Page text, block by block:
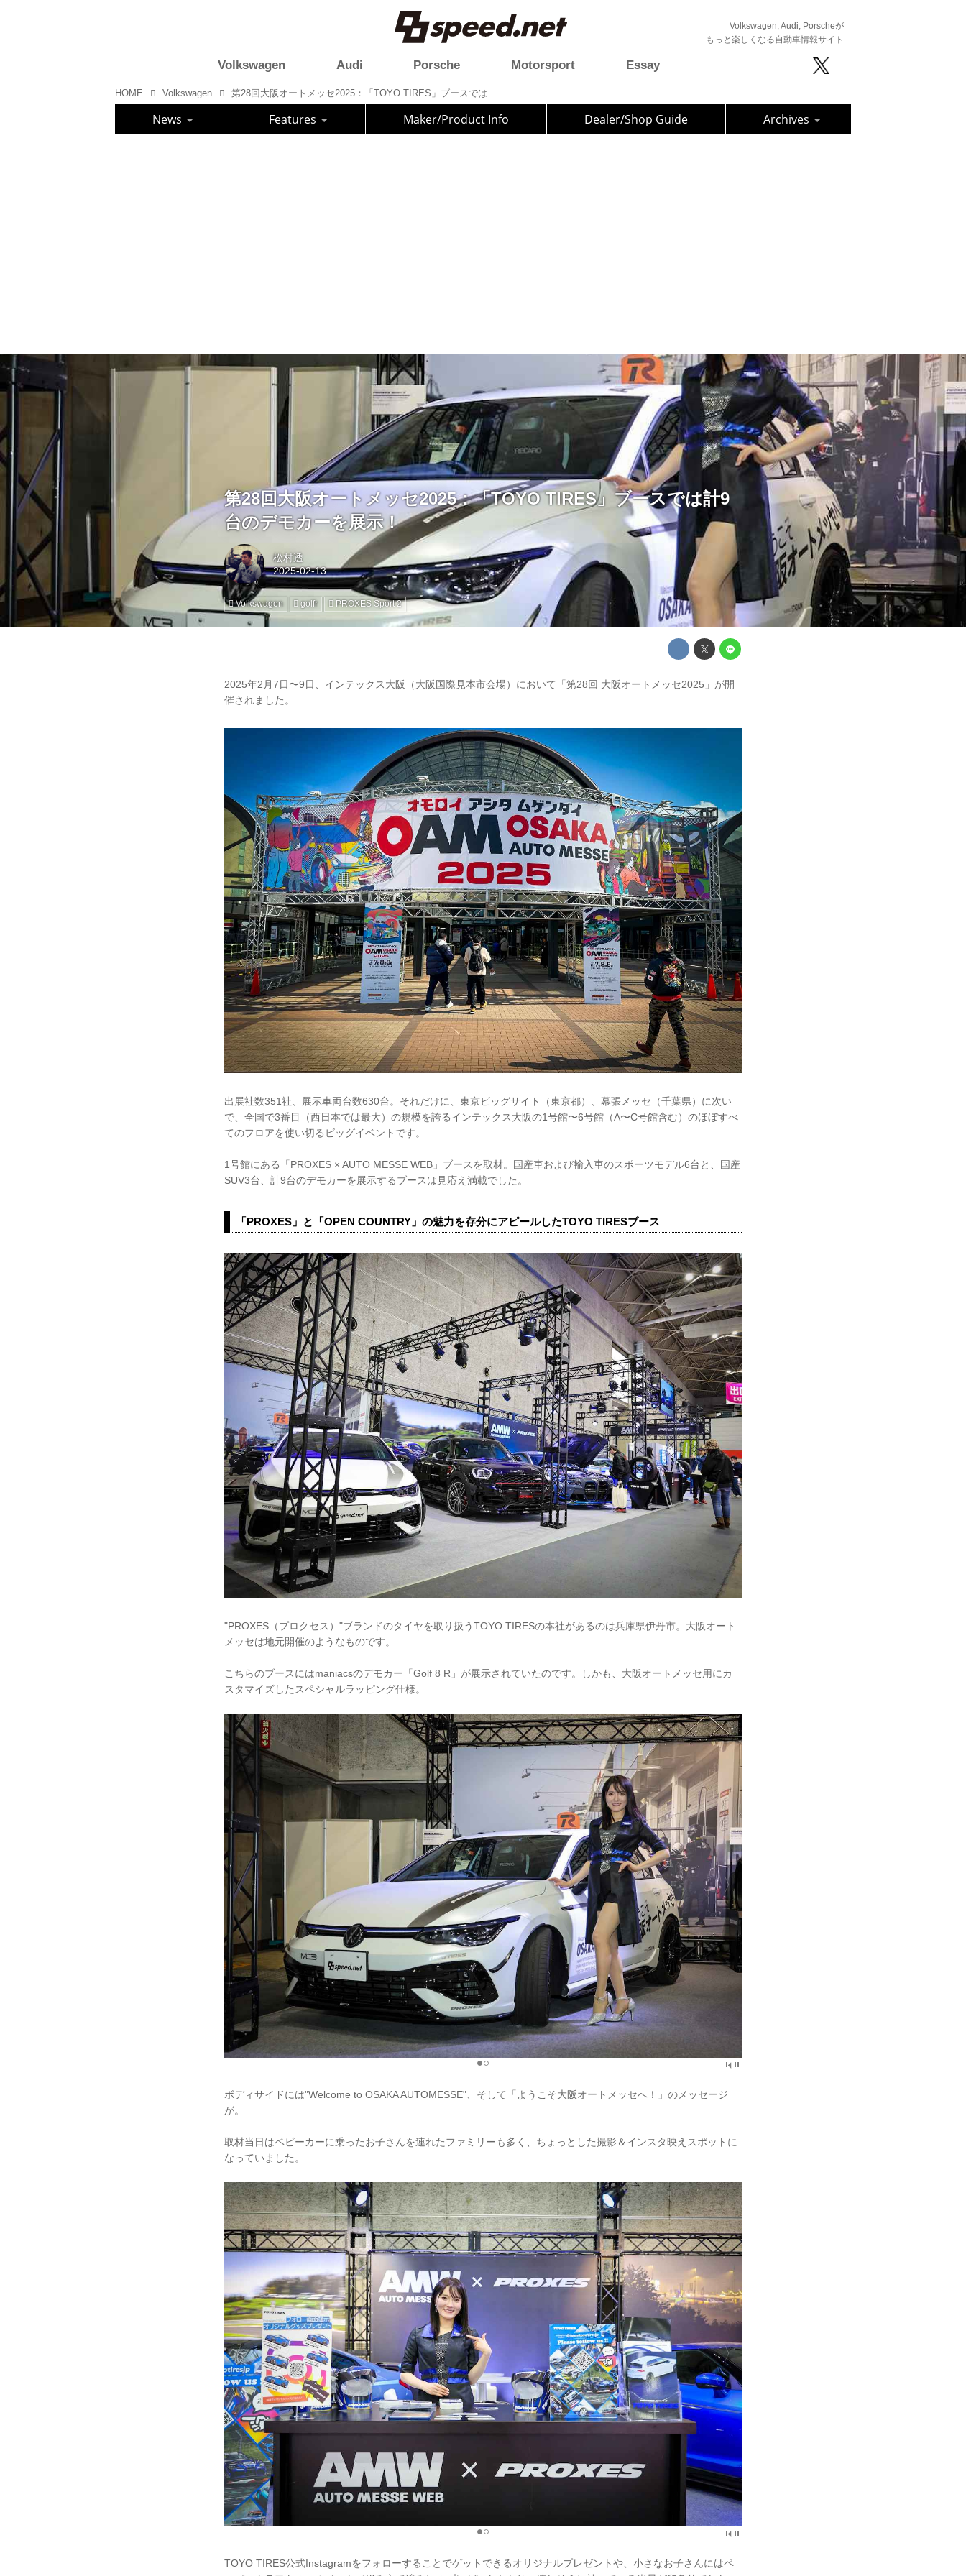
Volkswagen, Audi, Porscheが
もっと楽しくなる自動車情報サイト
Volkswagen Audi Porsche Motorsport Essay
HOME Volkswagen 第28回大阪オートメッセ2025：「TOYO TIRES」ブースでは計9台のデモカーを展示！
News Features Maker/Product Info Dealer/Shop Guide Archives
第28回大阪オートメッセ2025：「TOYO TIRES」ブースでは計9
台のデモカーを展示！
松村透
Volkswagen golfr PROXES Sport 2
2025年2月7日〜9日、インテックス⼤阪（⼤阪国際⾒本市会場）において「第28回 大阪オートメッセ2025」が開
催されました。
出展社数351社、展示車両台数630台。それだけに、東京ビッグサイト（東京都）、幕張メッセ（千葉県）に次い
で、全国で3番目（西日本では最大）の規模を誇るインテックス⼤阪の1号館〜6号館（A〜C号館含む）のほぼすべ
てのフロアを使い切るビッグイベントです。
1号館にある「PROXES × AUTO MESSE WEB」ブースを取材。国産車および輸入車のスポーツモデル6台と、国産
SUV3台、計9台のデモカーを展示するブースは見応え満載でした。
「PROXES」と「OPEN COUNTRY」の魅力を存分にアピールしたTOYO TIRESブース
"PROXES（プロクセス）"ブランドのタイヤを取り扱うTOYO TIRESの本社があるのは兵庫県伊丹市。⼤阪オート
メッセは地元開催のようなものです。
こちらのブースにはmaniacsのデモカー「Golf 8 R」が展示されていたのです。しかも、⼤阪オートメッセ用にカ
スタマイズしたスペシャルラッピング仕様。
ボディサイドには"Welcome to OSAKA AUTOMESSE"、そして「ようこそ大阪オートメッセへ！」のメッセージ
が。
取材当日はベビーカーに乗ったお子さんを連れたファミリーも多く、ちょっとした撮影＆インスタ映えスポットに
なっていました。
TOYO TIRES公式Instagramをフォローすることでゲットできるオリジナルプレゼントや、小さなお子さんにはペ